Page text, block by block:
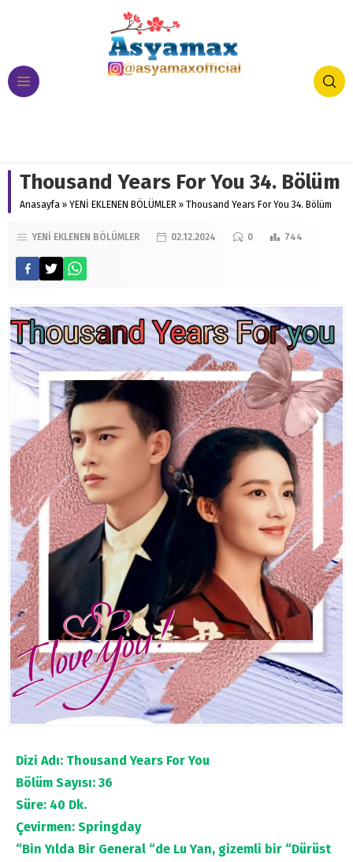
Thousand Years For You 34. Bölüm
Anasayfa » YENİ EKLENEN BÖLÜMLER » Thousand Years For You 34. Bölüm
YENİ EKLENEN BÖLÜMLER 02.12.2024 0 744
Dizi Adı: Thousand Years For You
Bölüm Sayısı: 36
Süre: 40 Dk.
Çevirmen: Springday
“Bin Yılda Bir General “de Lu Yan, gizemli bir “Dürüst